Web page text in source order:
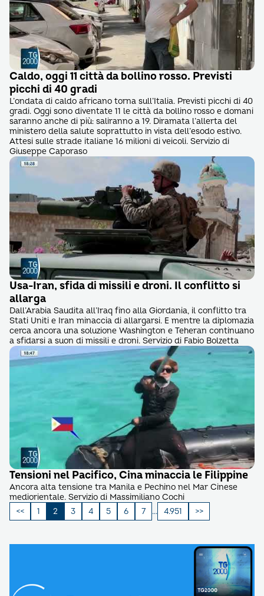
Caldo, oggi 11 città da bollino rosso. Previsti
picchi di 40 gradi
L’ondata di caldo africano torna sull’Italia. Previsti picchi di 40
gradi. Oggi sono diventate 11 le città da bollino rosso e domani
saranno anche di più: saliranno a 19. Diramata l’allerta del
ministero della salute soprattutto in vista dell’esodo estivo.
Attesi sulle strade italiane 16 milioni di veicoli. Servizio di
Giuseppe Caporaso
Usa-Iran, sfida di missili e droni. Il conflitto si
allarga
Dall’Arabia Saudita all’Iraq fino alla Giordania, il conflitto tra
Stati Uniti e Iran minaccia di allargarsi. E mentre la diplomazia
cerca ancora una soluzione Washington e Teheran continuano
a sfidarsi a suon di missili e droni. Servizio di Fabio Bolzetta
Tensioni nel Pacifico, Cina minaccia le Filippine
Ancora alta tensione tra Manila e Pechino nel Mar Cinese
mediorientale. Servizio di Massimiliano Cochi
Paginazione
degli
1 2 3 4 5 6 7 … 4.951